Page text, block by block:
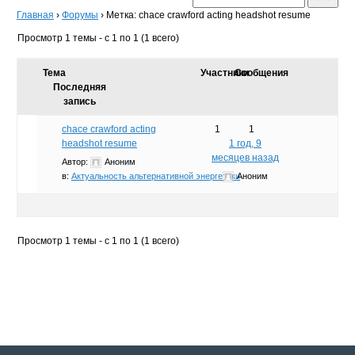
Главная › Форумы › Метка: chace crawford acting headshot resume
Просмотр 1 темы - с 1 по 1 (1 всего)
Тема УчастникиСообщения
Последняя
запись
chace crawford acting
headshot resume
Автор:
Аноним
в: Актуальность альтернативной энергетики
1
1
1 год, 9
месяцев назад
Аноним
Просмотр 1 темы - с 1 по 1 (1 всего)